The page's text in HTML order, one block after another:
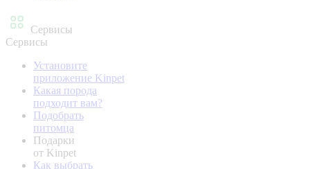
Сервисы
Сервисы
Установите
приложение Kinpet
Какая порода
подходит вам?
Подобрать
питомца
Подарки
от Kinpet
Как выбрать